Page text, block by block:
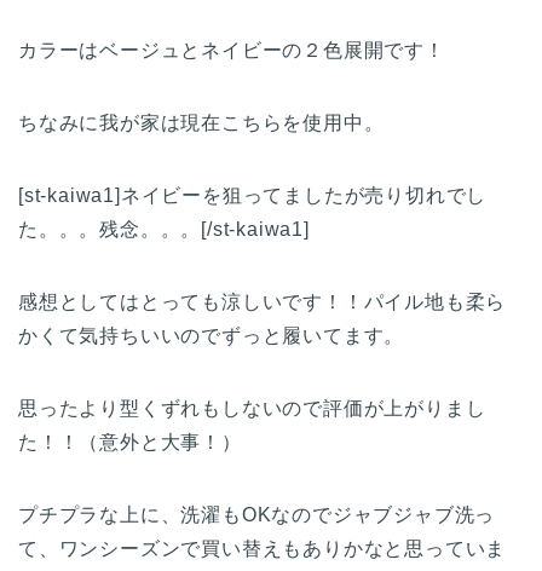
カラーはベージュとネイビーの２色展開です！
ちなみに我が家は現在こちらを使用中。
[st-kaiwa1]ネイビーを狙ってましたが売り切れでし
た。。。残念。。。[/st-kaiwa1]
感想としてはとっても涼しいです！！パイル地も柔ら
かくて気持ちいいのでずっと履いてます。
思ったより型くずれもしないので評価が上がりまし
た！！（意外と大事！）
プチプラな上に、洗濯もOKなのでジャブジャブ洗っ
て、ワンシーズンで買い替えもありかなと思っていま